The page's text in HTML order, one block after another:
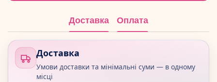
Доставка Оплата
Доставка
Умови доставки та мінімальні суми — в одному
місці